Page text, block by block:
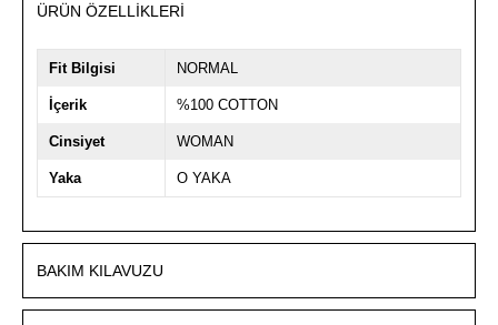
ÜRÜN ÖZELLIKLERI
Fit Bilgisi NORMAL
İçerik %100 COTTON
Cinsiyet WOMAN
Yaka O YAKA
BAKIM KILAVUZU